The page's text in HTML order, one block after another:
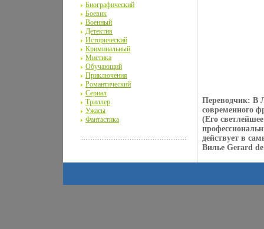
Переводчик: В
современного
(Его
действует в
Вилье Gerard
Биографический
Боевик
Военный
Детектив
Исторический
Криминальный
Мистика
Обучающий
Приключения
Романтический
Сериал
Триллер
Ужасы
Фантастика